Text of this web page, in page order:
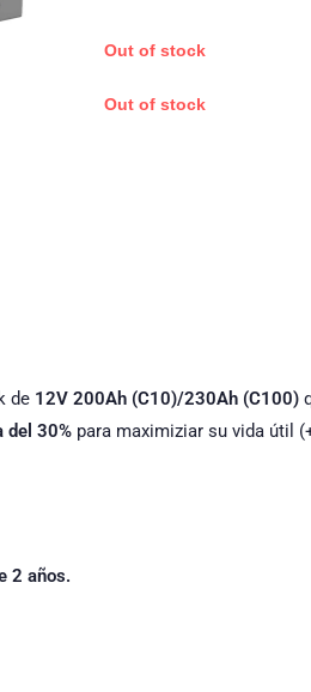
Out of stock
Out of stock
de 12V 200Ah (C10)/230Ah (C100)
del 30% para maximiziar su vida útil
2 años.